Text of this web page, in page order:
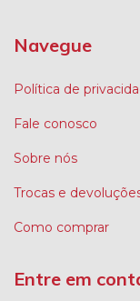
Navegue
Política de
Fale conosco
Sobre nós
Trocas e
Como comprar
Entre em